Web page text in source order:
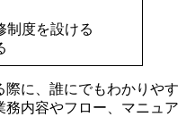
制度を設ける
に、誰にでもわかりやす
務内容やフロー、マニュア